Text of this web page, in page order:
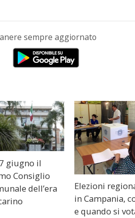
sempre aggiornato
giugno il
Consiglio
dell’era
Elezioni
in Campania,
e quando si